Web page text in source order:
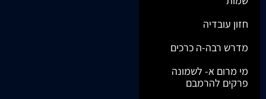
חזון עובדיה
מדרש רבה-ה כרכים
מי מרום א- לשמונה
פרקים להרמבם